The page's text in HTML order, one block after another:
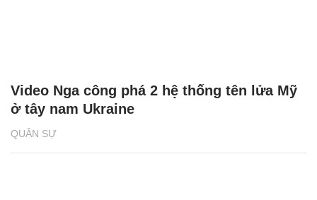
QUÂN SỰ
Video Nga công phá 2 hệ thống tên lửa Mỹ
ở tây nam Ukraine